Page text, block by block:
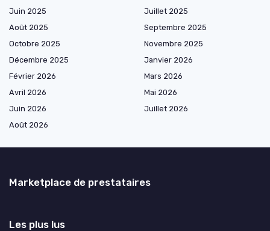
Juin 2025
Juillet 2025
Août 2025
Septembre 2025
Octobre 2025
Novembre 2025
Décembre 2025
Janvier 2026
Février 2026
Mars 2026
Avril 2026
Mai 2026
Juin 2026
Juillet 2026
Août 2026
Marketplace de prestataires
Les plus lus